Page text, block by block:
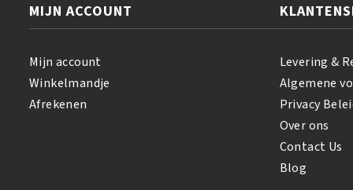
425
gr
MIJN ACCOUNT
Mijn account
Winkelmandje
Afrekenen
Levering &
Algemene
Privacy
Over ons
Contact Us
Blog